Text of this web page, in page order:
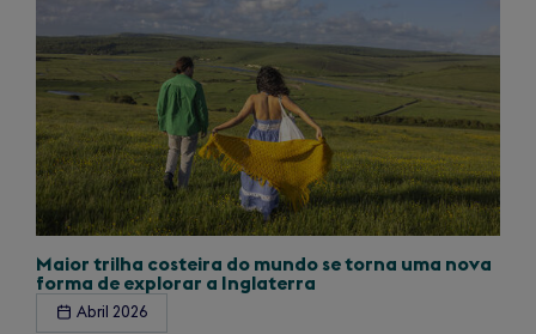
Maior trilha costeira do mundo se torna uma nova
forma de explorar a Inglaterra
Abril 2026